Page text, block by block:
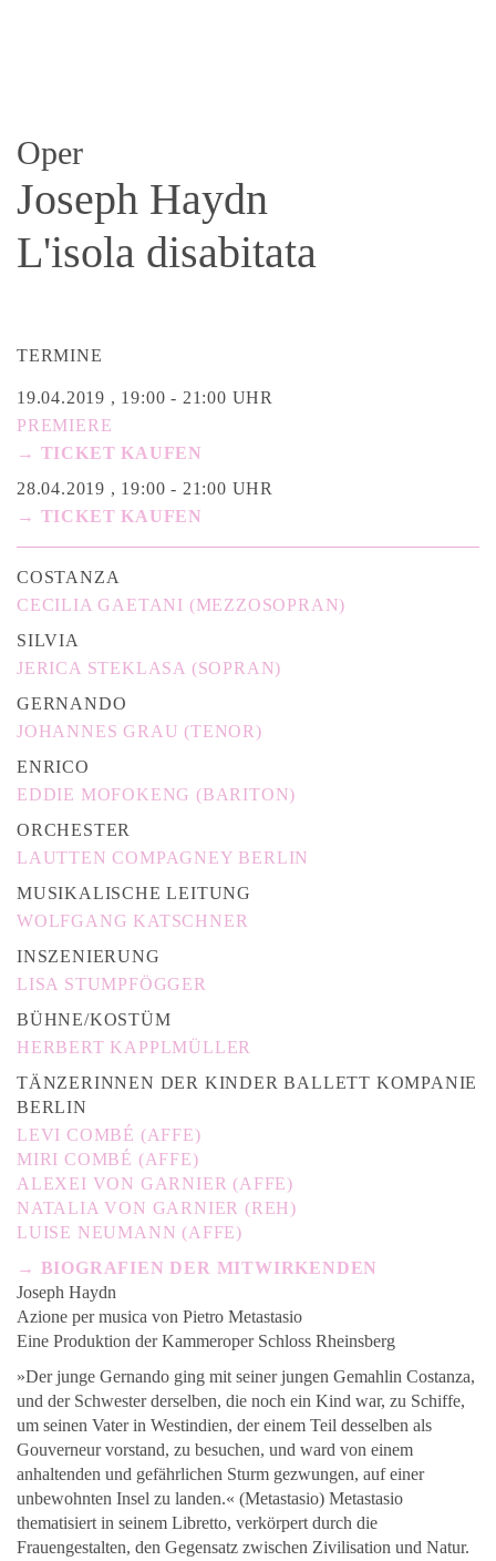
Oper
Joseph Haydn
L'isola disabitata
TERMINE
19.04.2019 , 19:00 - 21:00 UHR
PREMIERE
→ TICKET KAUFEN
28.04.2019 , 19:00 - 21:00 UHR
→ TICKET KAUFEN
COSTANZA
CECILIA GAETANI (MEZZOSOPRAN)
SILVIA
JERICA STEKLASA (SOPRAN)
GERNANDO
JOHANNES GRAU (TENOR)
ENRICO
EDDIE MOFOKENG (BARITON)
ORCHESTER
LAUTTEN COMPAGNEY BERLIN
MUSIKALISCHE LEITUNG
WOLFGANG KATSCHNER
INSZENIERUNG
LISA STUMPFÖGGER
BÜHNE/KOSTÜM
HERBERT KAPPLMÜLLER
TÄNZERINNEN DER KINDER BALLETT KOMPANIE
BERLIN
LEVI COMBÉ (AFFE)
MIRI COMBÉ (AFFE)
ALEXEI VON GARNIER (AFFE)
NATALIA VON GARNIER (REH)
LUISE NEUMANN (AFFE)
→ BIOGRAFIEN DER MITWIRKENDEN
Joseph Haydn
Azione per musica von Pietro Metastasio
Eine Produktion der Kammeroper Schloss Rheinsberg
»Der junge Gernando ging mit seiner jungen Gemahlin Costanza,
und der Schwester derselben, die noch ein Kind war, zu Schiffe,
um seinen Vater in Westindien, der einem Teil desselben als
Gouverneur vorstand, zu besuchen, und ward von einem
anhaltenden und gefährlichen Sturm gezwungen, auf einer
unbewohnten Insel zu landen.« (Metastasio) Metastasio
thematisiert in seinem Libretto, verkörpert durch die
Frauengestalten, den Gegensatz zwischen Zivilisation und Natur.